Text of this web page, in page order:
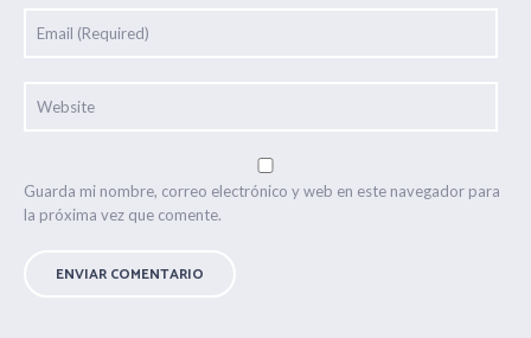
Guarda mi nombre, correo electrónico y web en este navegador para
la próxima vez que comente.